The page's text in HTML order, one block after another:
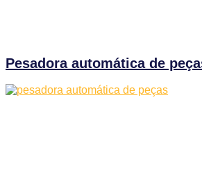
Pesadora automática de